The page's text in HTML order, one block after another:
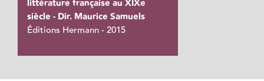
littérature française au XIXe
siècle - Dir. Maurice Samuels
Éditions Hermann - 2015